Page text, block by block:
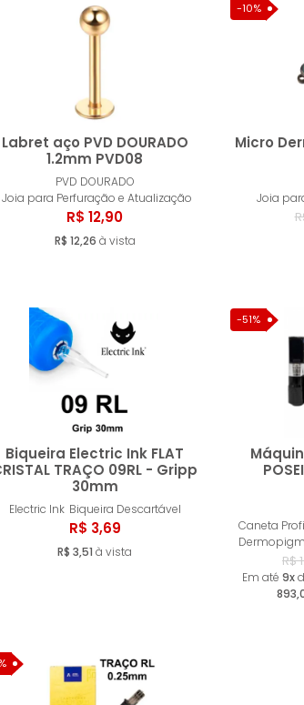
Labret aço PVD DOURADO
1.2mm PVD08
PVD DOURADO
Joia para Perfuração e Atualização
R$ 12,90
R$ 12,26 à vista
Comprar
-10%
Micro
Joia
Biqueira Electric Ink FLAT
TRAÇO 09RL - Gripp
30mm
Electric Ink Biqueira Descartável
R$ 3,69
R$ 3,51 à vista
Comprar
-51%
Caneta
R$
Em até 9x